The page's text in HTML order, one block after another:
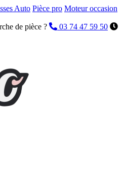
Auto Pièce pro Moteur occasion
de pièce ?
03 74 47 59 50